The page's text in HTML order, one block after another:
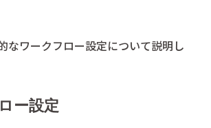
なワークフロー設定について説明し
ー設定